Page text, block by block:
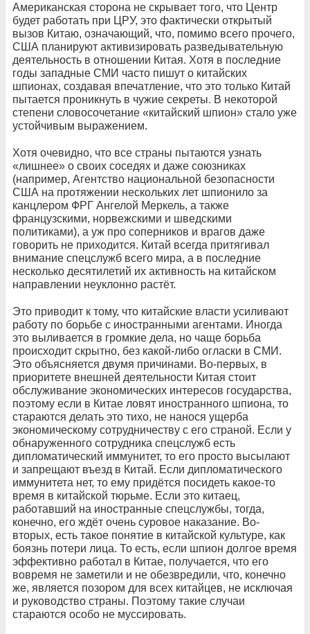
Американская сторона не скрывает того, что Центр
будет работать при ЦРУ, это фактически открытый
вызов Китаю, означающий, что, помимо всего прочего,
США планируют активизировать разведывательную
деятельность в отношении Китая. Хотя в последние
годы западные СМИ часто пишут о китайских
шпионах, создавая впечатление, что это только Китай
пытается проникнуть в чужие секреты. В некоторой
степени словосочетание «китайский шпион» стало уже
устойчивым выражением.
Хотя очевидно, что все страны пытаются узнать
«лишнее» о своих соседях и даже союзниках
(например, Агентство национальной безопасности
США на протяжении нескольких лет шпионило за
канцлером ФРГ Ангелой Меркель, а также
французскими, норвежскими и шведскими
политиками), а уж про соперников и врагов даже
говорить не приходится. Китай всегда притягивал
внимание спецслужб всего мира, а в последние
несколько десятилетий их активность на китайском
направлении неуклонно растёт.
Это приводит к тому, что китайские власти усиливают
работу по борьбе с иностранными агентами. Иногда
это выливается в громкие дела, но чаще борьба
происходит скрытно, без какой-либо огласки в СМИ.
Это объясняется двумя причинами. Во-первых, в
приоритете внешней деятельности Китая стоит
обслуживание экономических интересов государства,
поэтому если в Китае ловят иностранного шпиона, то
стараются делать это тихо, не нанося ущерба
экономическому сотрудничеству с его страной. Если у
обнаруженного сотрудника спецслужб есть
дипломатический иммунитет, то его просто высылают
и запрещают въезд в Китай. Если дипломатического
иммунитета нет, то ему придётся посидеть какое-то
время в китайской тюрьме. Если это китаец,
работавший на иностранные спецслужбы, тогда,
конечно, его ждёт очень суровое наказание. Во-
вторых, есть такое понятие в китайской культуре, как
боязнь потери лица. То есть, если шпион долгое время
эффективно работал в Китае, получается, что его
вовремя не заметили и не обезвредили, что, конечно
же, является позором для всех китайцев, не исключая
и руководство страны. Поэтому такие случаи
стараются особо не муссировать.